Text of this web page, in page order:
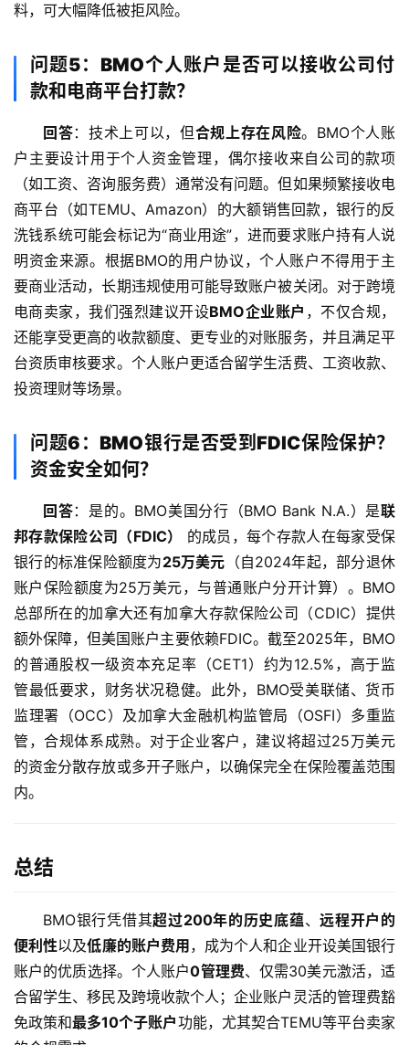
料，可大幅降低被拒风险。
问题5：BMO个人账户是否可以接收公司付
款和电商平台打款？
回答：技术上可以，但合规上存在风险。BMO个人账
户主要设计用于个人资金管理，偶尔接收来自公司的款项
（如工资、咨询服务费）通常没有问题。但如果频繁接收电
商平台（如TEMU、Amazon）的大额销售回款，银行的反
洗钱系统可能会标记为“商业用途”，进而要求账户持有人说
明资金来源。根据BMO的用户协议，个人账户不得用于主
要商业活动，长期违规使用可能导致账户被关闭。对于跨境
电商卖家，我们强烈建议开设BMO企业账户 ，不仅合规，
还能享受更高的收款额度、更专业的对账服务，并且满足平
台资质审核要求。个人账户更适合留学生活费、工资收款、
投资理财等场景。
问题6：BMO银行是否受到FDIC保险保护？
资金安全如何？
回答：是的。BMO美国分行（BMO Bank N.A.）是联
邦存款保险公司（FDIC）
的成员，每个存款人在每家受保
银行的标准保险额度为25万美元 （自2024年起，部分退休
账户保险额度为25万美元，与普通账户分开计算）。BMO
总部所在的加拿大还有加拿大存款保险公司（CDIC）提供
额外保障，但美国账户主要依赖FDIC。截至2025年，BMO
的普通股权一级资本充足率（CET1）约为12.5%，高于监
管最低要求，财务状况稳健。此外，BMO受美联储、货币
监理署（OCC）及加拿大金融机构监管局（OSFI）多重监
管，合规体系成熟。对于企业客户，建议将超过25万美元
的资金分散存放或多开子账户，以确保完全在保险覆盖范围
内。
总结
BMO银行凭借其超过200年的历史底蕴、远程开户的
便利性以及低廉的账户费用 ，成为个人和企业开设美国银行
账户的优质选择。个人账户0管理费、仅需30美元激活，适
合留学生、移民及跨境收款个人；企业账户灵活的管理费豁
免政策和最多10个子账户功能，尤其契合TEMU等平台卖家